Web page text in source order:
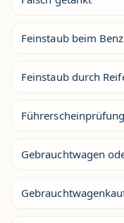
Feinstaub beim
Feinstaub durch
Führerscheinprüfung
Gebrauchtwagen